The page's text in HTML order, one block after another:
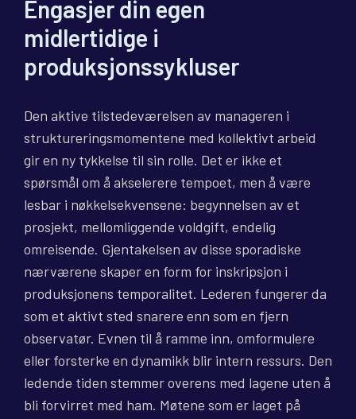
Engasjer din egen
midlertidige i
produksjonssykluser
Den aktive tilstedeværelsen av manageren i
struktureringsmomentene med kollektivt arbeid
gir en ny tykkelse til sin rolle. Det er ikke et
spørsmål om å akselerere tempoet, men å være
lesbar i nøkkelsekvensene: begynnelsen av et
prosjekt, mellomliggende voldgift, endelig
omreisende. Gjentakelsen av disse sporadiske
nærværene skaper en form for inskripsjon i
produksjonens temporalitet. Lederen fungerer da
som et aktivt sted snarere enn som en fjern
observatør. Evnen til å ramme inn, omformulere
eller forsterke en dynamikk blir intern ressurs. Den
ledende tiden stemmer overens med lagene uten å
bli forvirret med ham. Møtene som er laget på